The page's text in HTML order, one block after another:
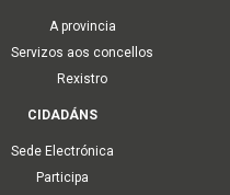
A provincia
Servizos aos concellos
Rexistro
CIDADÁNS
Sede Electrónica
Participa